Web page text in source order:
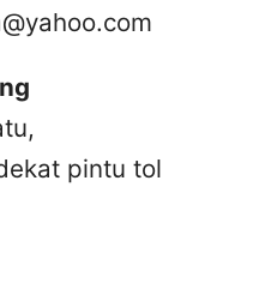
pintu tol